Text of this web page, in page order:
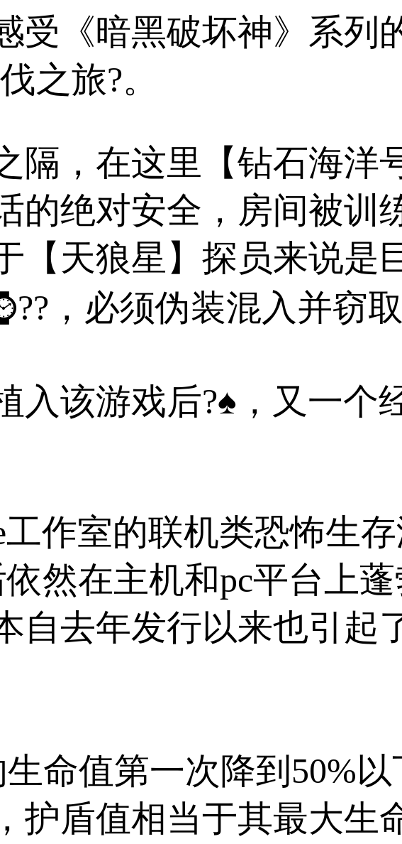
受《暗黑破坏神》系列
之旅?。
隔，在这里【钻石海洋
的绝对安全，房间被训
【天狼星】探员来说是
，必须伪装混入并窃取
入该游戏后?♠，又一个
工作室的联机类恐怖生
然在主机和pc平台上蓬
自去年发行以来也引起
命值第一次降到50%
护盾值相当于其最大生